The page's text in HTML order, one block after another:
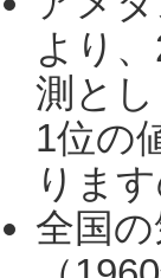
より
測と
1位の
りま
全国